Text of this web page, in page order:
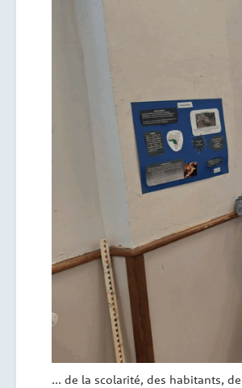
… de la scolarité, des habitants,